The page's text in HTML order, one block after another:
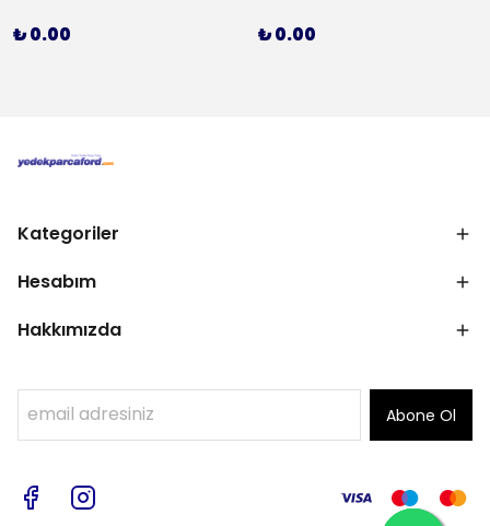
₺ 0.00 ₺ 0.00
Kategoriler
Hesabım
Hakkımızda
Abone Ol